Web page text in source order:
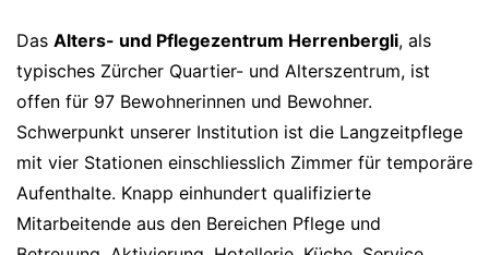
Das Alters- und Pflegezentrum Herrenbergli, als
typisches Zürcher Quartier- und Alterszentrum, ist
offen für 97 Bewohnerinnen und Bewohner.
Schwerpunkt unserer Institution ist die Langzeitpflege
mit vier Stationen einschliesslich Zimmer für temporäre
Aufenthalte. Knapp einhundert qualifizierte
Mitarbeitende aus den Bereichen Pflege und